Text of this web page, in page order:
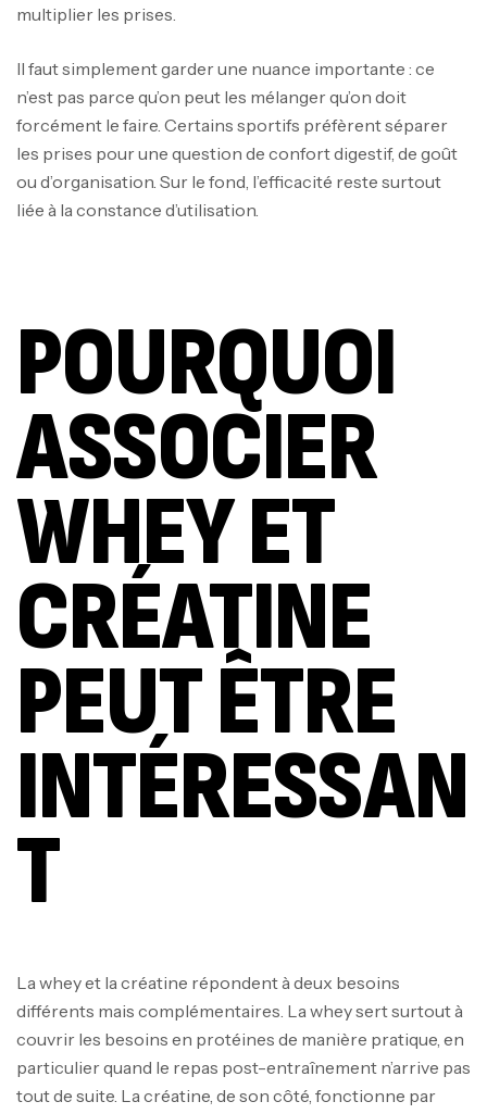
multiplier les prises.
Il faut simplement garder une nuance importante : ce
n’est pas parce qu’on peut les mélanger qu’on doit
forcément le faire. Certains sportifs préfèrent séparer
les prises pour une question de confort digestif, de goût
ou d’organisation. Sur le fond, l’efficacité reste surtout
liée à la constance d’utilisation.
POURQUOI
ASSOCIER
WHEY ET
CRÉATINE
PEUT ÊTRE
INTÉRESSAN
T
La whey et la créatine répondent à deux besoins
différents mais complémentaires. La whey sert surtout à
couvrir les besoins en protéines de manière pratique, en
particulier quand le repas post-entraînement n’arrive pas
tout de suite. La créatine, de son côté, fonctionne par